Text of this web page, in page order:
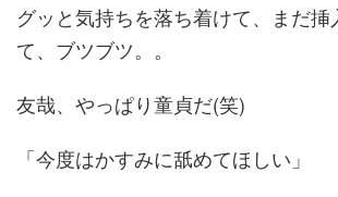
グッと気持ちを落ち着けて、まだ挿
て、ブツブツ。。
友哉、やっぱり童貞だ(笑)
「今度はかすみに舐めてほしい」